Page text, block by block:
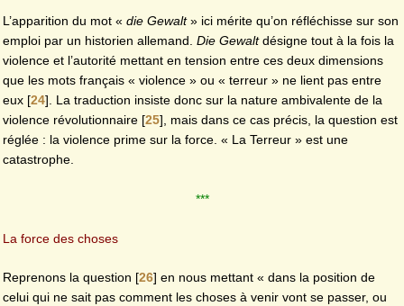
L’apparition du mot « die Gewalt» ici mérite qu’on réfléchisse sur son
emploi par un historien allemand. Die Gewaltdésigne tout à la fois la
violence et l’autorité mettant en tension entre ces deux dimensions
que les mots français « violence » ou « terreur » ne lient pas entre
eux [24]. La traduction insiste donc sur la nature ambivalente de la
violence révolutionnaire [25], mais dans ce cas précis, la question est
réglée : la violence prime sur la force. « La Terreur » est une
catastrophe.
***
La force des choses
Reprenons la question [26] en nous mettant « dans la position de
celui qui ne sait pas comment les choses à venir vont se passer, ou